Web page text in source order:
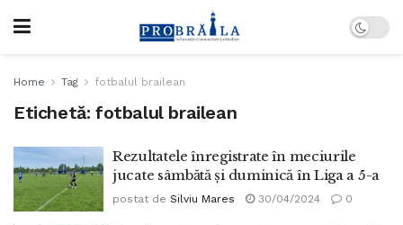
Home Tag fotbalul brailean
Etichetă: fotbalul brailean
Rezultatele înregistrate în meciurile
jucate sâmbătă și duminică în Liga a 5-a
postat de Silviu Mares 30/04/2024 0